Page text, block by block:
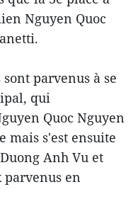
Nguyen Quoc
parvenus à se
qui
Quoc Nguyen
mais s'est ensuite
Anh Vu et
parvenus en